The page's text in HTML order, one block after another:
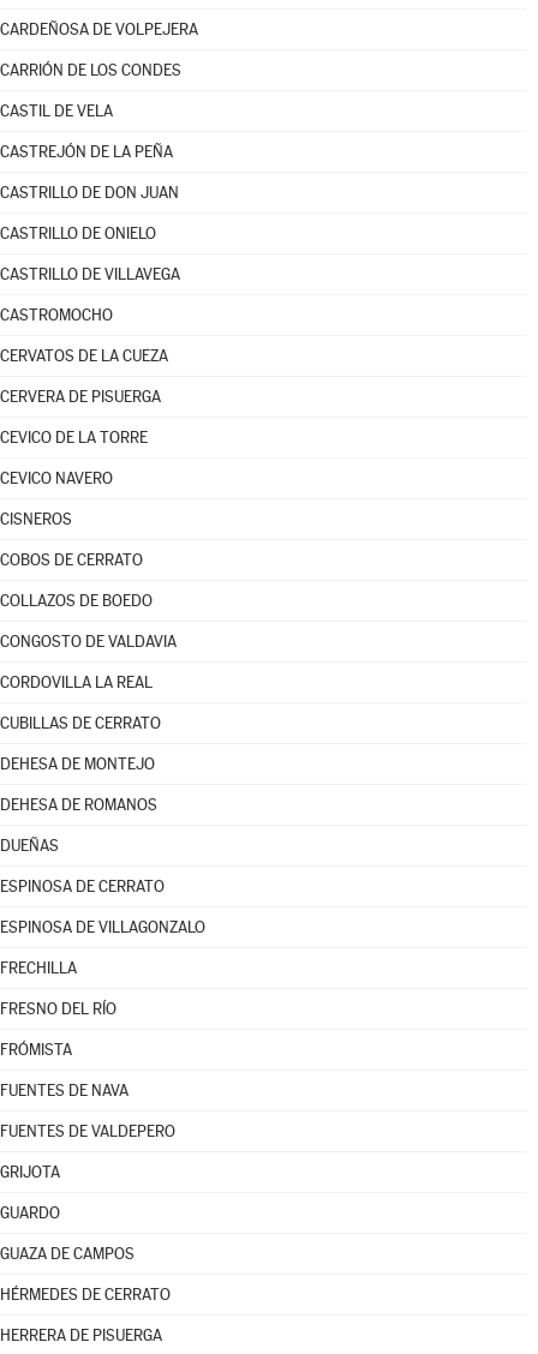
CARDEÑOSA DE VOLPEJERA
CARRIÓN DE LOS CONDES
CASTIL DE VELA
CASTREJÓN DE LA PEÑA
CASTRILLO DE DON JUAN
CASTRILLO DE ONIELO
CASTRILLO DE VILLAVEGA
CASTROMOCHO
CERVATOS DE LA CUEZA
CERVERA DE PISUERGA
CEVICO DE LA TORRE
CEVICO NAVERO
CISNEROS
COBOS DE CERRATO
COLLAZOS DE BOEDO
CONGOSTO DE VALDAVIA
CORDOVILLA LA REAL
CUBILLAS DE CERRATO
DEHESA DE MONTEJO
DEHESA DE ROMANOS
DUEÑAS
ESPINOSA DE CERRATO
ESPINOSA DE VILLAGONZALO
FRECHILLA
FRESNO DEL RÍO
FRÓMISTA
FUENTES DE NAVA
FUENTES DE VALDEPERO
GRIJOTA
GUARDO
GUAZA DE CAMPOS
HÉRMEDES DE CERRATO
HERRERA DE PISUERGA